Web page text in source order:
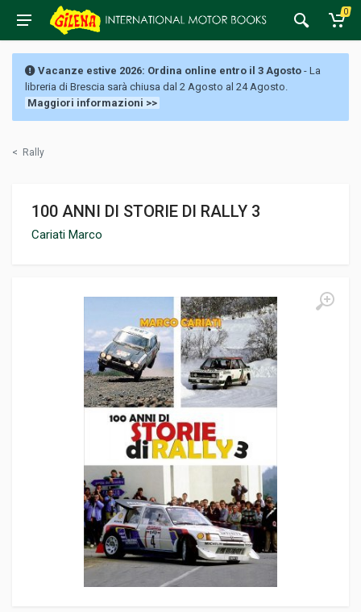
0
Vacanze estive 2026: Ordina online entro il 3 Agosto - La
libreria di Brescia sarà chiusa dal 2 Agosto al 24 Agosto.
Maggiori informazioni >>
< Rally
100 ANNI DI STORIE DI RALLY 3
Cariati Marco